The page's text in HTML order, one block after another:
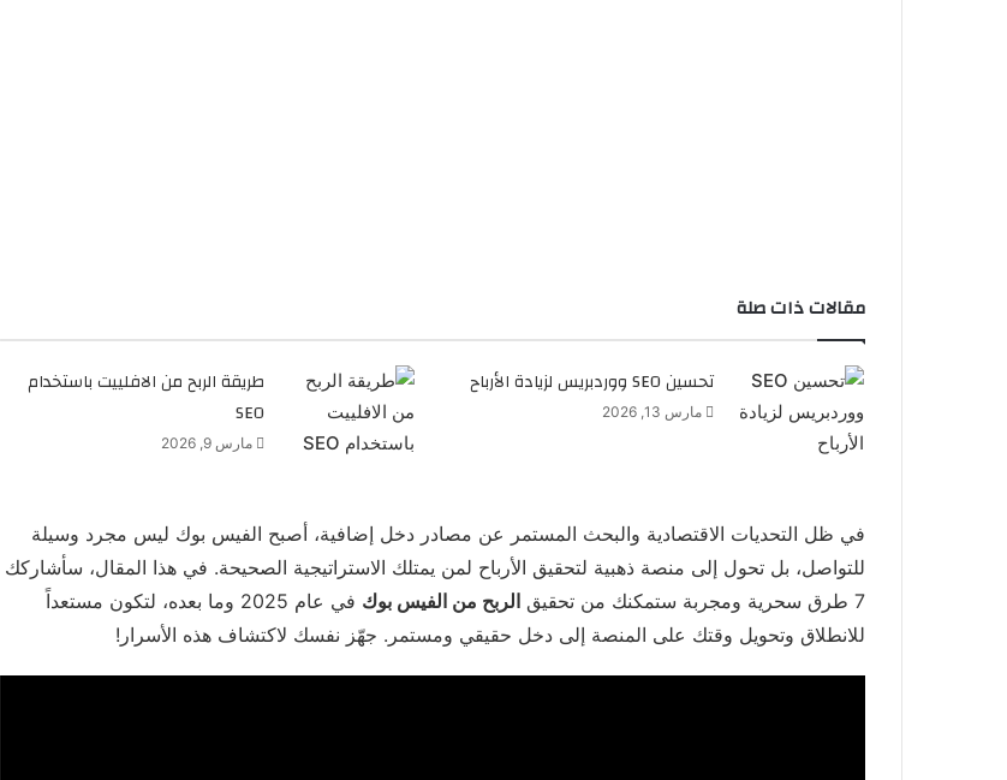
مقالات ذات صلة
تحسين SEO ووردبريس لزيادة الأرباح
مارس 13, 2026
طريقة الربح من الافلييت باستخدام
SEO
مارس 9, 2026
في ظل التحديات الاقتصادية والبحث المستمر عن مصادر دخل إضافية، أصبح الفيس بوك ليس مجرد وسيلة
للتواصل، بل تحول إلى منصة ذهبية لتحقيق الأرباح لمن يمتلك الاستراتيجية الصحيحة. في هذا المقال، سأشاركك
7 طرق سحرية ومجربة ستمكنك من تحقيق
الربح من الفيس بوك
في عام 2025 وما بعده، لتكون مستعداً
للانطلاق وتحويل وقتك على المنصة إلى دخل حقيقي ومستمر. جهّز نفسك لاكتشاف هذه الأسرار!